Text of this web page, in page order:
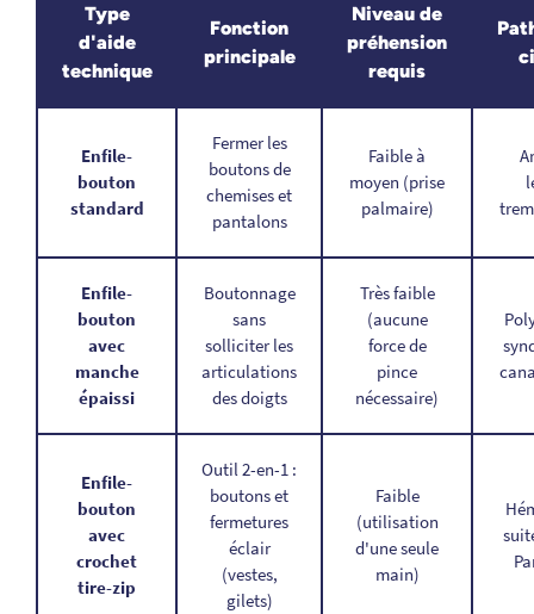
Type
d'aide
technique
Fonction
principale
Niveau de
préhension
requis
Enfile-
bouton
standard
Fermer les
boutons de
chemises et
pantalons
Faible à
moyen (prise
palmaire)
Enfile-
bouton
avec
manche
épaissi
Boutonnage
sans
solliciter les
articulations
des doigts
Très faible
(aucune
force de
pince
nécessaire)
Enfile-
bouton
avec
crochet
tire-zip
Outil 2-en-1 :
boutons et
fermetures
éclair
(vestes,
gilets)
Faible
(utilisation
d'une seule
main)